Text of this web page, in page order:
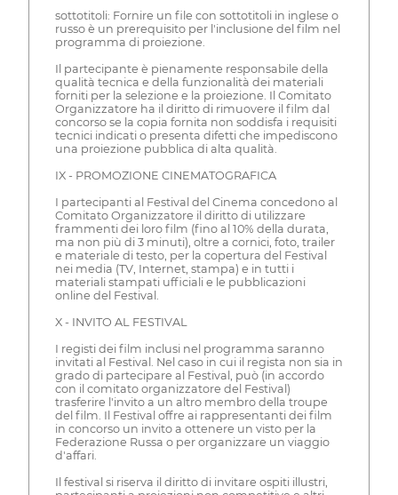
sottotitoli: Fornire un file con sottotitoli in inglese o
russo è un prerequisito per l'inclusione del film nel
programma di proiezione.
Il partecipante è pienamente responsabile della
qualità tecnica e della funzionalità dei materiali
forniti per la selezione e la proiezione. Il Comitato
Organizzatore ha il diritto di rimuovere il film dal
concorso se la copia fornita non soddisfa i requisiti
tecnici indicati o presenta difetti che impediscono
una proiezione pubblica di alta qualità.
IX - PROMOZIONE CINEMATOGRAFICA
I partecipanti al Festival del Cinema concedono al
Comitato Organizzatore il diritto di utilizzare
frammenti dei loro film (fino al 10% della durata,
ma non più di 3 minuti), oltre a cornici, foto, trailer
e materiale di testo, per la copertura del Festival
nei media (TV, Internet, stampa) e in tutti i
materiali stampati ufficiali e le pubblicazioni
online del Festival.
X - INVITO AL FESTIVAL
I registi dei film inclusi nel programma saranno
invitati al Festival. Nel caso in cui il regista non sia in
grado di partecipare al Festival, può (in accordo
con il comitato organizzatore del Festival)
trasferire l'invito a un altro membro della troupe
del film. Il Festival offre ai rappresentanti dei film
in concorso un invito a ottenere un visto per la
Federazione Russa o per organizzare un viaggio
d'affari.
Il festival si riserva il diritto di invitare ospiti illustri,